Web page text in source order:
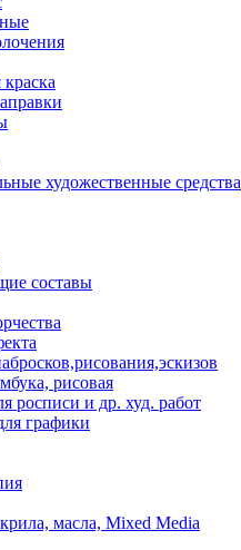
художественные средства
составы
рисовая
росписи и др. худ. работ
графики
масла, Mixed Media